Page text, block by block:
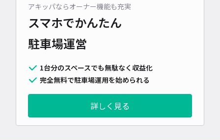
アキッパならオーナー機能も充実
スマホでかんたん
駐車場運営
1台分のスペースでも無駄なく収益化
完全無料で駐車場運用を始められる
詳しく見る